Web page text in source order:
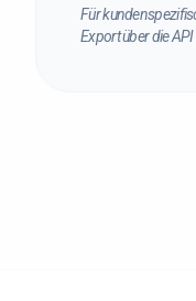
Für
Export über die